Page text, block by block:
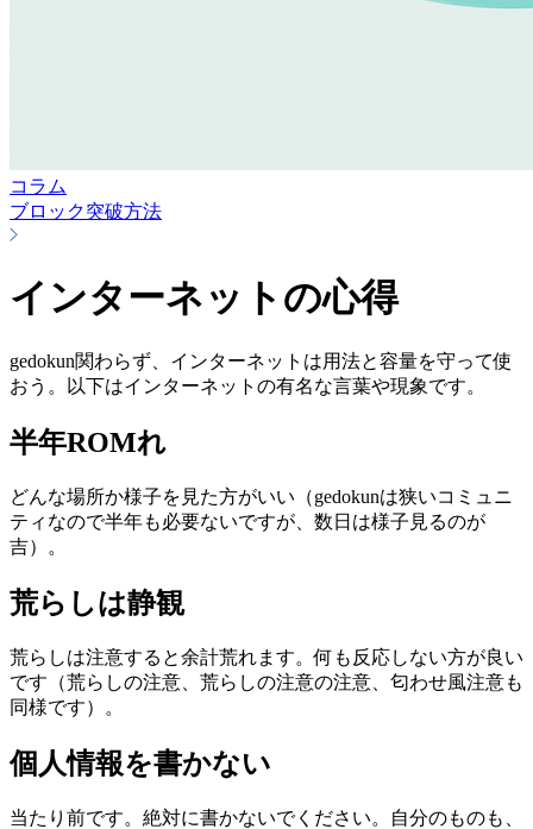
コラム
ブロック突破方法
インターネットの心得
gedokun関わらず、インターネットは用法と容量を守って使
おう。以下はインターネットの有名な言葉や現象です。
半年ROMれ
どんな場所か様子を見た方がいい（gedokunは狭いコミュニ
ティなので半年も必要ないですが、数日は様子見るのが
吉）。
荒らしは静観
荒らしは注意すると余計荒れます。何も反応しない方が良い
です（荒らしの注意、荒らしの注意の注意、匂わせ風注意も
同様です）。
個人情報を書かない
当たり前です。絶対に書かないでください。自分のものも、